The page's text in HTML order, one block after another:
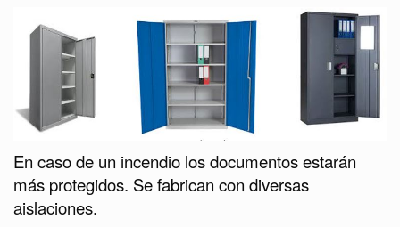
En caso de un incendio los documentos estarán
más protegidos. Se fabrican con diversas
aislaciones.